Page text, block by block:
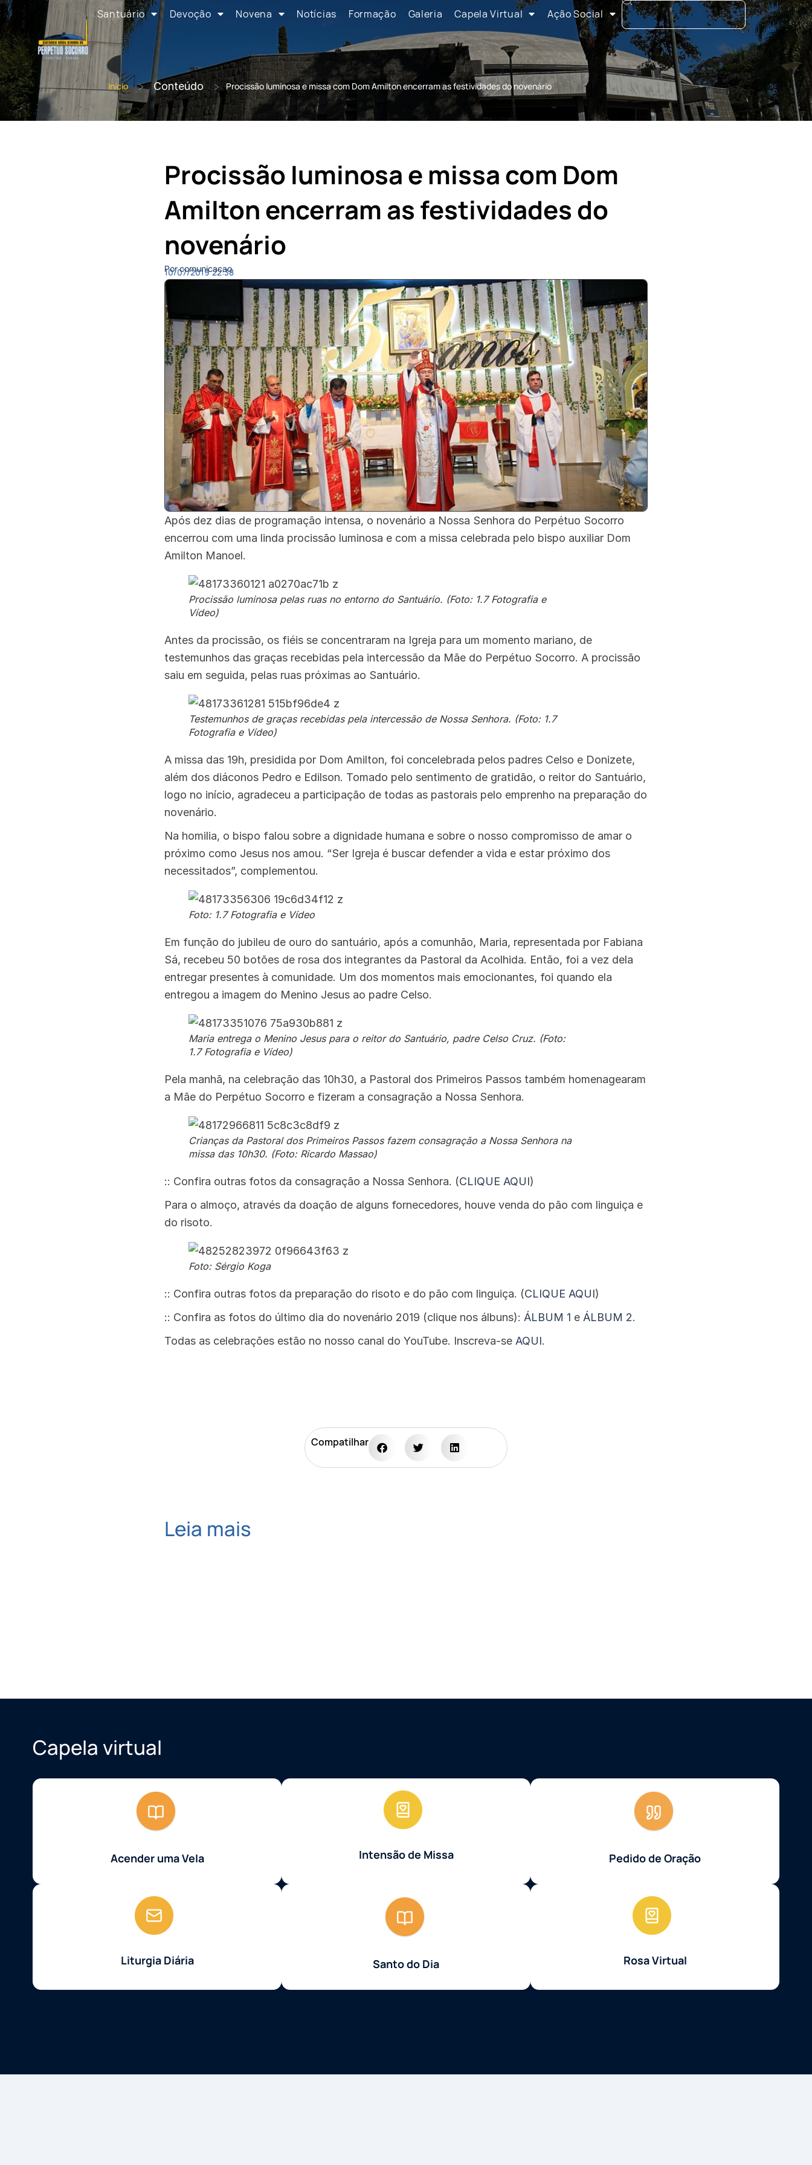
Santuário Devoção Novena Notícias Formação Galeria Capela Virtual Ação Social
Início > Conteúdo > Procissão luminosa e missa com Dom Amilton encerram as festividades do novenário
Procissão luminosa e missa com Dom
Amilton encerram as festividades do
novenário
Por comunicacao
10/07/2019 22:38
Após dez dias de programação intensa, o novenário a Nossa Senhora do Perpétuo Socorro
encerrou com uma linda procissão luminosa e com a missa celebrada pelo bispo auxiliar Dom
Amilton Manoel.
Procissão luminosa pelas ruas no entorno do Santuário. (Foto: 1.7 Fotografia e
Vídeo)
Antes da procissão, os fiéis se concentraram na Igreja para um momento mariano, de
testemunhos das graças recebidas pela intercessão da Mãe do Perpétuo Socorro. A procissão
saiu em seguida, pelas ruas próximas ao Santuário.
Testemunhos de graças recebidas pela intercessão de Nossa Senhora. (Foto: 1.7
Fotografia e Vídeo)
A missa das 19h, presidida por Dom Amilton, foi concelebrada pelos padres Celso e Donizete,
além dos diáconos Pedro e Edilson. Tomado pelo sentimento de gratidão, o reitor do Santuário,
logo no início, agradeceu a participação de todas as pastorais pelo emprenho na preparação do
novenário.
Na homilia, o bispo falou sobre a dignidade humana e sobre o nosso compromisso de amar o
próximo como Jesus nos amou. “Ser Igreja é buscar defender a vida e estar próximo dos
necessitados”, complementou.
Foto: 1.7 Fotografia e Vídeo
Em função do jubileu de ouro do santuário, após a comunhão, Maria, representada por Fabiana
Sá, recebeu 50 botões de rosa dos integrantes da Pastoral da Acolhida. Então, foi a vez dela
entregar presentes à comunidade. Um dos momentos mais emocionantes, foi quando ela
entregou a imagem do Menino Jesus ao padre Celso.
Maria entrega o Menino Jesus para o reitor do Santuário, padre Celso Cruz. (Foto:
1.7 Fotografia e Vídeo)
Pela manhã, na celebração das 10h30, a Pastoral dos Primeiros Passos também homenagearam
a Mãe do Perpétuo Socorro e fizeram a consagração a Nossa Senhora.
Crianças da Pastoral dos Primeiros Passos fazem consagração a Nossa Senhora na
missa das 10h30. (Foto: Ricardo Massao)
:: Confira outras fotos da consagração a Nossa Senhora. (CLIQUE AQUI)
Para o almoço, através da doação de alguns fornecedores, houve venda do pão com linguiça e
do risoto.
Foto: Sérgio Koga
:: Confira outras fotos da preparação do risoto e do pão com linguiça. (CLIQUE AQUI)
:: Confira as fotos do último dia do novenário 2019 (clique nos álbuns): ÁLBUM 1 e ÁLBUM 2.
Todas as celebrações estão no nosso canal do YouTube. Inscreva-se AQUI.
Compatilhar
Leia mais
Capela virtual
Acender uma Vela Intensão de Missa Pedido de Oração
Liturgia Diária Santo do Dia Rosa Virtual